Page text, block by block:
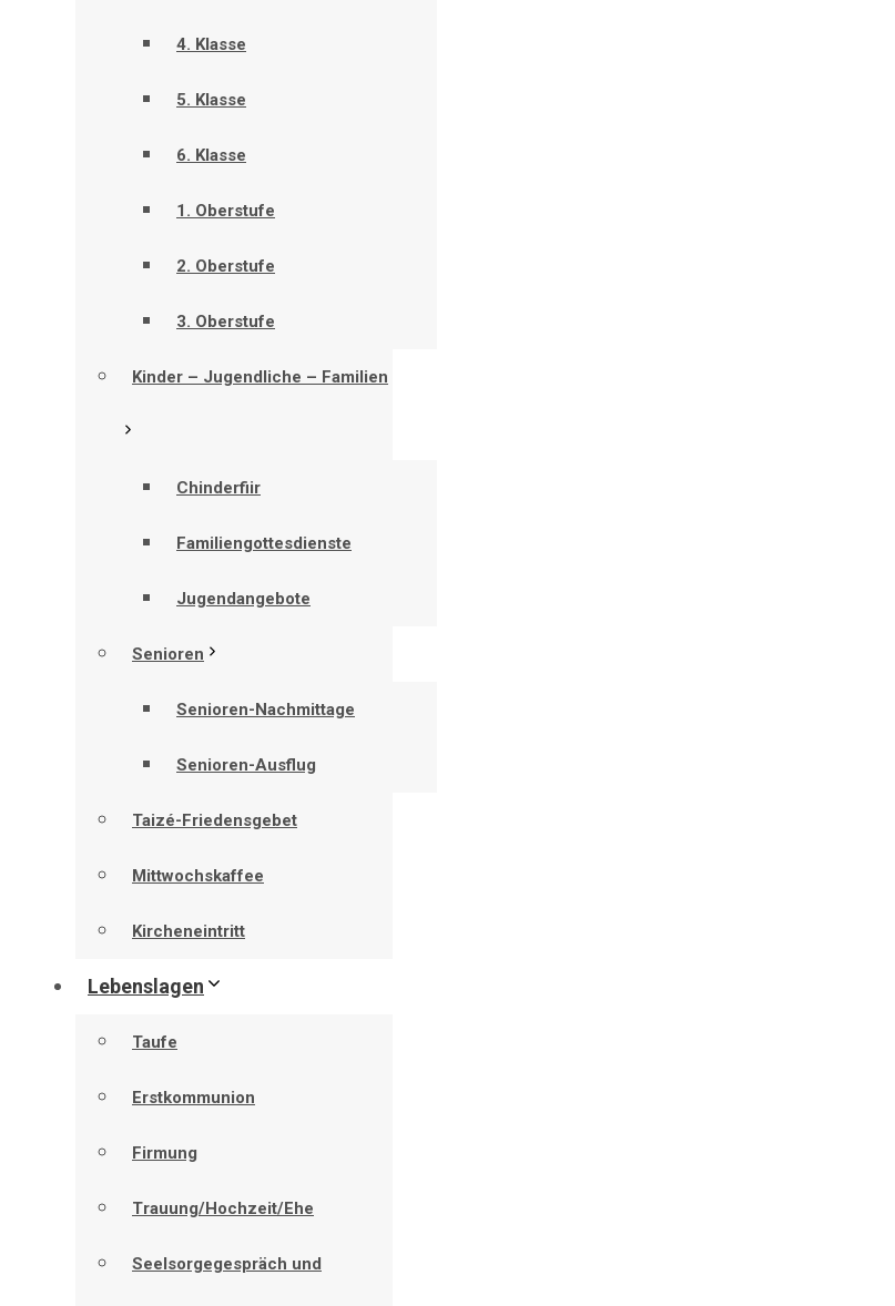
4. Klasse
5. Klasse
6. Klasse
1. Oberstufe
2. Oberstufe
3. Oberstufe
Kinder – Jugendliche – Familien
Chinderfiir
Familiengottesdienste
Jugendangebote
Senioren
Senioren-Nachmittage
Senioren-Ausflug
Taizé-Friedensgebet
Mittwochskaffee
Kircheneintritt
Lebenslagen
Taufe
Erstkommunion
Firmung
Trauung/Hochzeit/Ehe
Seelsorgegespräch und